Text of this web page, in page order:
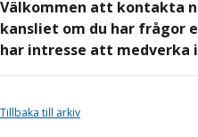
Välkommen att kontakta
kansliet om du har frågor
har intresse att medverka
Tillbaka till arkiv